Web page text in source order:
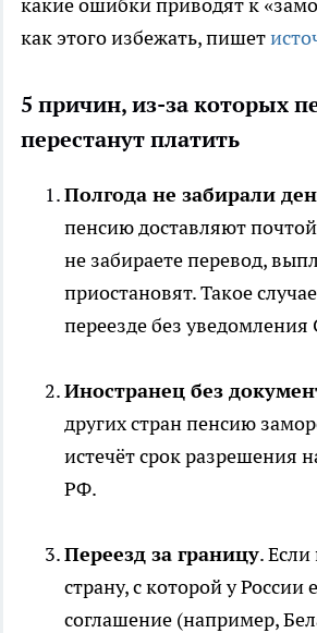
как этого избежать, пишет
5 причин, из-за которых
перестанут платить
Полгода не забирали
пенсию доставляют
не забираете перевод,
приостановят. Такое
переезде без
Иностранец без
других стран пенсию
истечёт срок разрешения
РФ.
Переезд за границу. Если
страну, с которой у России
соглашение (например,